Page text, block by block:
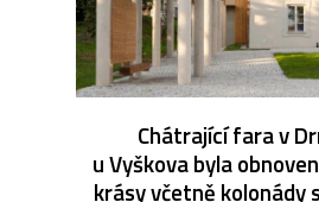
Chátrající fara v
u Vyškova byla
krásy včetně kolonády